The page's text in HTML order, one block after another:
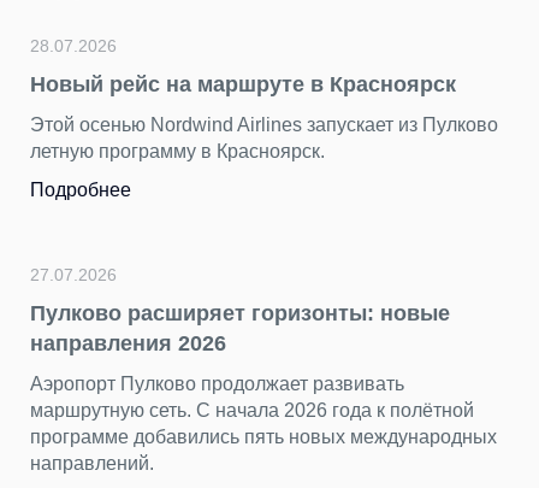
28.07.2026
Новый рейс на маршруте в Красноярск
Этой осенью Nordwind Airlines запускает из Пулково
летную программу в Красноярск.
Подробнее
27.07.2026
Пулково расширяет горизонты: новые
направления 2026
Аэропорт Пулково продолжает развивать
маршрутную сеть. С начала 2026 года к полётной
программе добавились пять новых международных
направлений.